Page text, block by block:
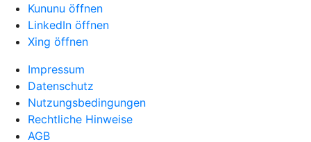
Kununu öffnen
LinkedIn öffnen
Xing öffnen
Impressum
Datenschutz
Nutzungsbedingungen
Rechtliche Hinweise
AGB